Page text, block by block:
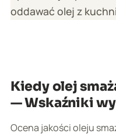
oddawać olej z
Kiedy olej
— Wskaźniki
Ocena jakości oleju